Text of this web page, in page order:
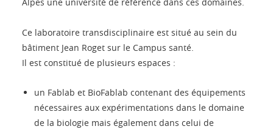
Alpes une université de référence dans ces domaines.
Ce laboratoire transdisciplinaire est situé au sein du
bâtiment Jean Roget sur le Campus santé.
Il est constitué de plusieurs espaces :
un Fablab et BioFablab contenant des équipements
nécessaires aux expérimentations dans le domaine
de la biologie mais également dans celui de